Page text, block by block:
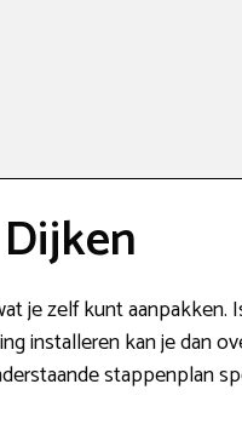
je zelf kunt aanpakken.
installeren kan je dan
stappenplan